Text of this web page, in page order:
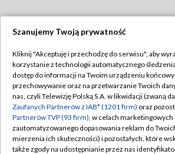
TVP
Abonament TVP
Emisja w TVP
Centrum informacji TVP
Naziemna Telewizja Cyfrowa
Regulamin TVP
Polityka
Moje zgody
Pomoc
Szanujemy Twoją prywatność
Kliknij "Akceptuję i przechodzę do serwisu", aby
korzystanie z technologii automatycznego
dostęp do informacji na Twoim urządzeniu
przechowywanie oraz na przetwarzanie Twoich
nas, czyli Telewizję Polską S.A. w likwidacji (zwaną
Zaufanych Partnerów z IAB* (1201 firm) oraz
Partnerów TVP (93 firm), w celach marketingowych
zautomatyzowanego dopasowania reklam do
mierzenia ich skuteczności) i pozostałych, które
także zgody na udostępnianie przez nas